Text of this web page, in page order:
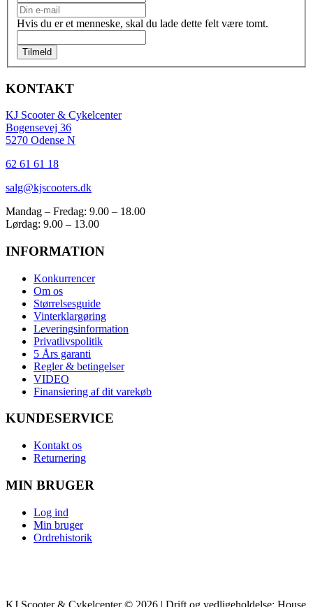
Hvis du er et menneske, skal du lade dette felt være tomt.
Tilmeld
KONTAKT
KJ Scooter & Cykelcenter
Bogensevej 36
5270 Odense N
62 61 61 18
salg@kjscooters.dk
Mandag – Fredag: 9.00 – 18.00
Lørdag: 9.00 – 13.00
INFORMATION
Konkurrencer
Om os
Størrelsesguide
Vinterklargøring
Leveringsinformation
Privatlivspolitik
5 Års garanti
Regler & betingelser
VIDEO
Finansiering af dit varekøb
KUNDESERVICE
Kontakt os
Returnering
MIN BRUGER
Log ind
Min bruger
Ordrehistorik
KJ Scooter & Cykelcenter © 2026 | Drift og vedligeholdelse: House